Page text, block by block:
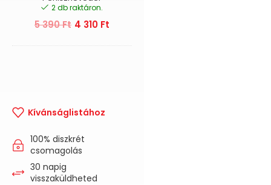
2 db raktáron.
5 390Ft 4 310 Ft
Kívánságlistához
100% diszkrét
csomagolás
30 napig
visszaküldheted